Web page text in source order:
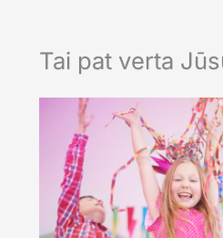
Tai pat verta